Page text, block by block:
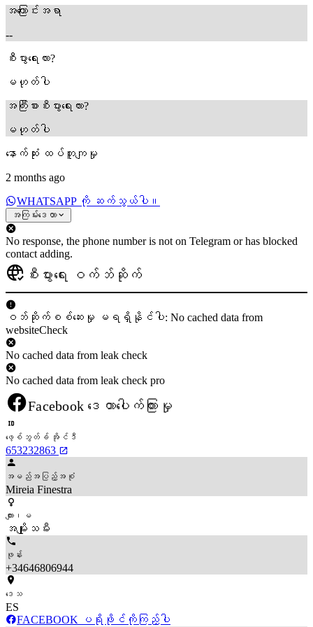
အကြောင်းအရာ
--
စီးပွားရေးလား?
မဟုတ်ပါ
အကြီးစားစီးပွားရေးလား?
မဟုတ်ပါ
နောက်ဆုံး ထပ်တူကျမှု
2 months ago
WHATSAPP ကို ဆက်သွယ်ပါ။
အကြမ်းဒေတာ
No response, the phone number is not on Telegram or has blocked
contact adding.
စီးပွားရေး ဝက်ဘ်ဆိုက်
ဝဘ်ဆိုက်စစ်ဆေးမှု မရရှိနိုင်ပါ: No cached data from
websiteCheck
No cached data from leak check
No cached data from leak check pro
Facebook ဒေတာပေါက်ကြားမှု
ဖေ့စ်ဘွတ်ခ် အိုင်ဒီ
653232863
အမည်အပြည့်အစုံ
Mireia Finestra
ကျား၊မ
အမျိုးသမီး
ဖုန်း
+34646806944
ဒေသ
ES
FACEBOOK ပရိုဖိုင်ကိုကြည့်ပါ